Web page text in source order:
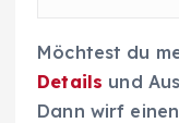
Möchtest du
Details und
Dann wirf